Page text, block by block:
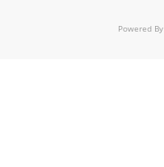
Powered By